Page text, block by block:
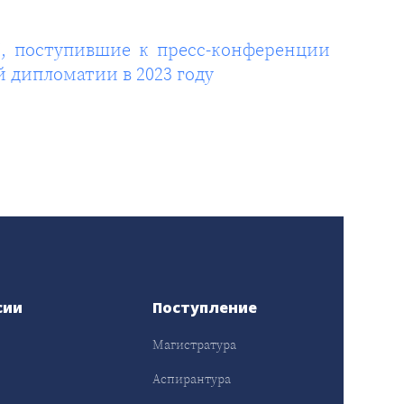
к пресс-конференции
в 2023 году
Поступление
Магистратура
Аспирантура